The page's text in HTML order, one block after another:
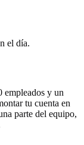
el día.
empleados y un
tu cuenta en
parte del equipo,